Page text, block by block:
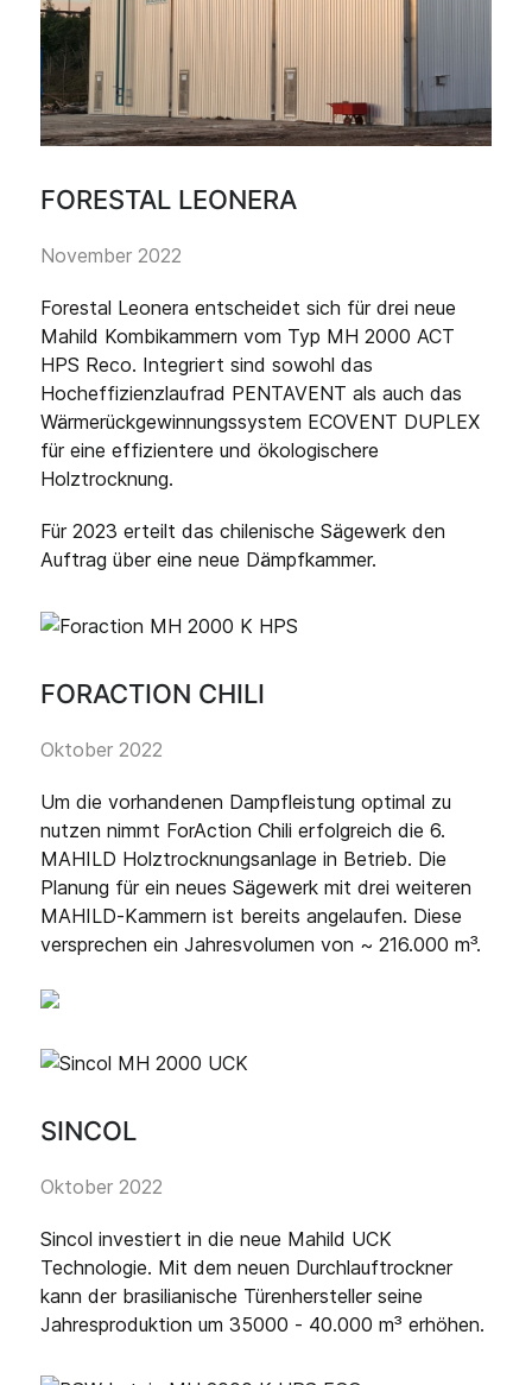
FORESTAL LEONERA
November 2022
Forestal Leonera entscheidet sich für drei neue
Mahild Kombikammern vom Typ MH 2000 ACT
HPS Reco. Integriert sind sowohl das
Hocheffizienzlaufrad PENTAVENT als auch das
Wärmerückgewinnungssystem ECOVENT DUPLEX
für eine effizientere und ökologischere
Holztrocknung.
Für 2023 erteilt das chilenische Sägewerk den
Auftrag über eine neue Dämpfkammer.
FORACTION CHILI
Oktober 2022
Um die vorhandenen Dampfleistung optimal zu
nutzen nimmt ForAction Chili erfolgreich die 6.
MAHILD Holztrocknungsanlage in Betrieb. Die
Planung für ein neues Sägewerk mit drei weiteren
MAHILD-Kammern ist bereits angelaufen. Diese
versprechen ein Jahresvolumen von ~ 216.000 m³.
SINCOL
Oktober 2022
Sincol investiert in die neue Mahild UCK
Technologie. Mit dem neuen Durchlauftrockner
kann der brasilianische Türenhersteller seine
Jahresproduktion um 35000 - 40.000 m³ erhöhen.